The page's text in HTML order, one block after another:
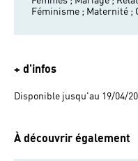
Féminisme ; Maternité ;
+ d'infos
Disponible jusqu'au 19/04/
À découvrir également